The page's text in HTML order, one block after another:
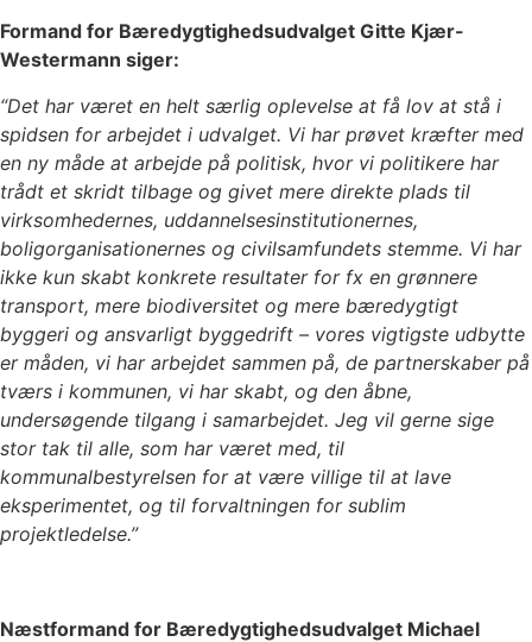
Formand for Bæredygtighedsudvalget Gitte Kjær-
Westermann siger:
“Det har været en helt særlig oplevelse at få lov at stå i
spidsen for arbejdet i udvalget. Vi har prøvet kræfter med
en ny måde at arbejde på politisk, hvor vi politikere har
trådt et skridt tilbage og givet mere direkte plads til
virksomhedernes, uddannelsesinstitutionernes,
boligorganisationernes og civilsamfundets stemme. Vi har
ikke kun skabt konkrete resultater for fx en grønnere
transport, mere biodiversitet og mere bæredygtigt
byggeri og ansvarligt byggedrift – vores vigtigste udbytte
er måden, vi har arbejdet sammen på, de partnerskaber på
tværs i kommunen, vi har skabt, og den åbne,
undersøgende tilgang i samarbejdet. Jeg vil gerne sige
stor tak til alle, som har været med, til
kommunalbestyrelsen for at være villige til at lave
eksperimentet, og til forvaltningen for sublim
projektledelse.”
Næstformand for Bæredygtighedsudvalget Michael